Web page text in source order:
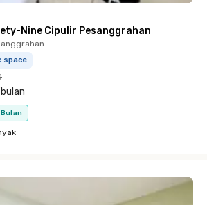
Nine Cipulir Pesanggrahan
space
bulan
Bulan